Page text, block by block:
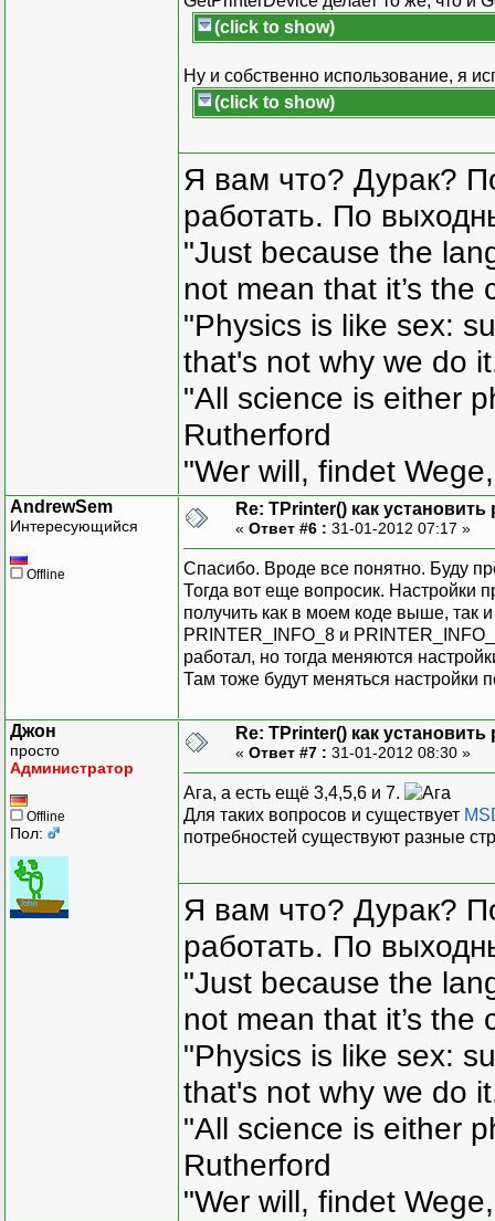
(click to show)
Ну и собственно использование, я
(click to show)
Я вам что? Дурак?
работать. По
"Just because the
not mean that it’s the
"Physics is like sex:
that's not why we do
"All science is either
Rutherford
"Wer will, findet
AndrewSem
Интересующийся
Offline
Re: TPrinter() как
« Ответ #6 : 31-01-2012 07:17 »
Спасибо. Вроде все понятно. Буду
Тогда вот еще вопросик. Настройки
получить как в моем коде выше, так
PRINTER_INFO_8 и
работал, но тогда меняются
Там тоже будут меняться настройки
Джон
просто
Администратор
Offline
Пол:
Re: TPrinter() как
« Ответ #7 : 31-01-2012 08:30 »
Ага, а есть ещё 3,4,5,6 и 7.
Для таких вопросов и существует
потребностей существуют разные
Я вам что? Дурак?
работать. По
"Just because the
not mean that it’s the
"Physics is like sex:
that's not why we do
"All science is either
Rutherford
"Wer will, findet